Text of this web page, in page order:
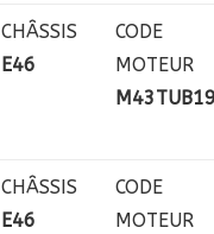
CHÂSSIS
E46
CODE
MOTEUR
CHÂSSIS
E46
CODE
MOTEUR